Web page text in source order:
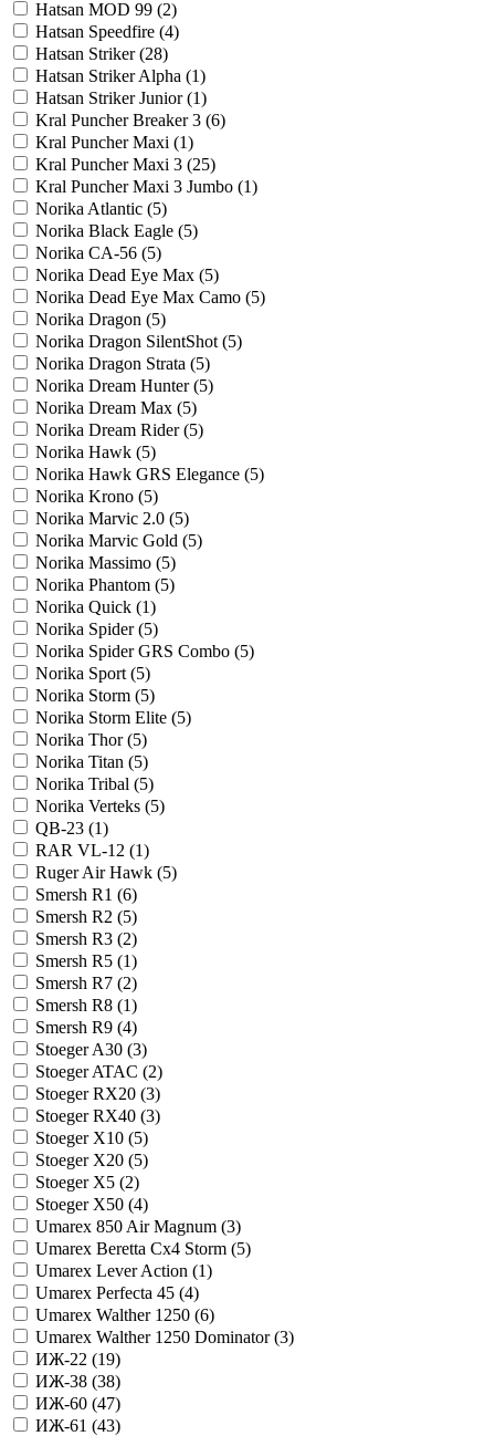
Hatsan MOD 99 (2)
Hatsan Speedfire (4)
Hatsan Striker (28)
Hatsan Striker Alpha (1)
Hatsan Striker Junior (1)
Kral Puncher Breaker 3 (6)
Kral Puncher Maxi (1)
Kral Puncher Maxi 3 (25)
Kral Puncher Maxi 3 Jumbo (1)
Norika Atlantic (5)
Norika Black Eagle (5)
Norika CA-56 (5)
Norika Dead Eye Max (5)
Norika Dead Eye Max Camo (5)
Norika Dragon (5)
Norika Dragon SilentShot (5)
Norika Dragon Strata (5)
Norika Dream Hunter (5)
Norika Dream Max (5)
Norika Dream Rider (5)
Norika Hawk (5)
Norika Hawk GRS Elegance (5)
Norika Krono (5)
Norika Marvic 2.0 (5)
Norika Marvic Gold (5)
Norika Massimo (5)
Norika Phantom (5)
Norika Quick (1)
Norika Spider (5)
Norika Spider GRS Combo (5)
Norika Sport (5)
Norika Storm (5)
Norika Storm Elite (5)
Norika Thor (5)
Norika Titan (5)
Norika Tribal (5)
Norika Verteks (5)
QB-23 (1)
RAR VL-12 (1)
Ruger Air Hawk (5)
Smersh R1 (6)
Smersh R2 (5)
Smersh R3 (2)
Smersh R5 (1)
Smersh R7 (2)
Smersh R8 (1)
Smersh R9 (4)
Stoeger A30 (3)
Stoeger ATAC (2)
Stoeger RX20 (3)
Stoeger RX40 (3)
Stoeger X10 (5)
Stoeger X20 (5)
Stoeger X5 (2)
Stoeger X50 (4)
Umarex 850 Air Magnum (3)
Umarex Beretta Cx4 Storm (5)
Umarex Lever Action (1)
Umarex Perfecta 45 (4)
Umarex Walther 1250 (6)
Umarex Walther 1250 Dominator (3)
ИЖ-22 (19)
ИЖ-38 (38)
ИЖ-60 (47)
ИЖ-61 (43)